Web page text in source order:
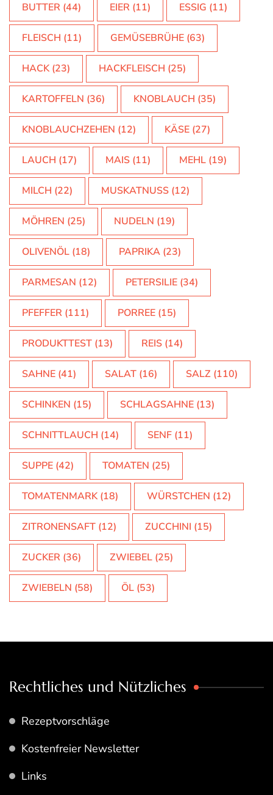
BUTTER (44) EIER (11) ESSIG (11)
FLEISCH (11) GEMÜSEBRÜHE (63)
HACK(23) HACKFLEISCH (25)
KARTOFFELN (36) KNOBLAUCH (35)
KNOBLAUCHZEHEN (12) KÄSE (27)
LAUCH (17) MAIS (11) MEHL (19)
MILCH (22) MUSKATNUSS (12)
MÖHREN (25) NUDELN (19)
OLIVENÖL (18) PAPRIKA (23)
PARMESAN (12) PETERSILIE (34)
PFEFFER (111) PORREE (15)
PRODUKTTEST (13) REIS (14)
SAHNE (41) SALAT (16) SALZ (110)
SCHINKEN (15) SCHLAGSAHNE (13)
SCHNITTLAUCH (14) SENF (11)
SUPPE (42) TOMATEN (25)
TOMATENMARK(18) WÜRSTCHEN (12)
ZITRONENSAFT (12) ZUCCHINI (15)
ZUCKER (36) ZWIEBEL (25)
ZWIEBELN (58) ÖL (53)
Rechtliches und Nützliches
Rezeptvorschläge
Kostenfreier Newsletter
Links